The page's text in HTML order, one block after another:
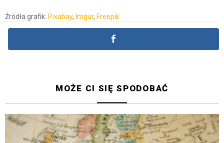
Źródła grafik: Pixabay, Imgur, Freepik
MOŻE CI SIĘ SPODOBAĆ